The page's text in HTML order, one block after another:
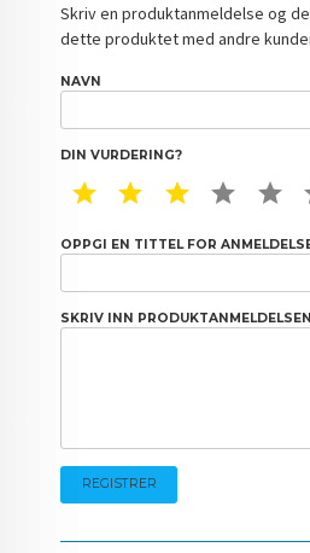
Skriv en produktanmeldelse og
dette produktet med andre
NAVN
DIN VURDERING?
1 STAR2 STAR3 STAR
4
OPPGI EN TITTEL FOR
SKRIV INN